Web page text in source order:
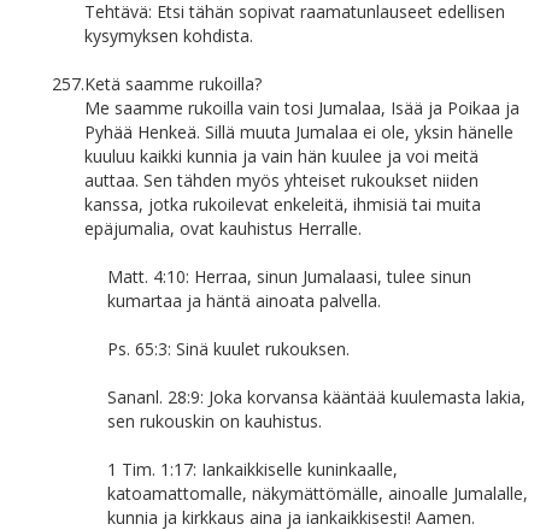
Tehtävä: Etsi tähän sopivat raamatunlauseet edellisen
kysymyksen kohdista.
257.Ketä saamme rukoilla?
Me saamme rukoilla vain tosi Jumalaa, Isää ja Poikaa ja
Pyhää Henkeä. Sillä muuta Jumalaa ei ole, yksin hänelle
kuuluu kaikki kunnia ja vain hän kuulee ja voi meitä
auttaa. Sen tähden myös yhteiset rukoukset niiden
kanssa, jotka rukoilevat enkeleitä, ihmisiä tai muita
epäjumalia, ovat kauhistus Herralle.
Matt. 4:10: Herraa, sinun Jumalaasi, tulee sinun
kumartaa ja häntä ainoata palvella.
Ps. 65:3: Sinä kuulet rukouksen.
Sananl. 28:9: Joka korvansa kääntää kuulemasta lakia,
sen rukouskin on kauhistus.
1 Tim. 1:17: Iankaikkiselle kuninkaalle,
katoamattomalle, näkymättömälle, ainoalle Jumalalle,
kunnia ja kirkkaus aina ja iankaikkisesti! Aamen.